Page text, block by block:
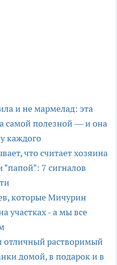
и не мармелад: эта
самой полезной — и она
каждого
что считает хозяина
7 сигналов
которые Мичурин
участках - а мы все
отличный растворимый
домой, в подарок и в